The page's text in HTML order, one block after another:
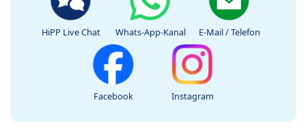
HiPP Live Chat Whats-App-Kanal E-Mail / Telefon
Facebook Instagram